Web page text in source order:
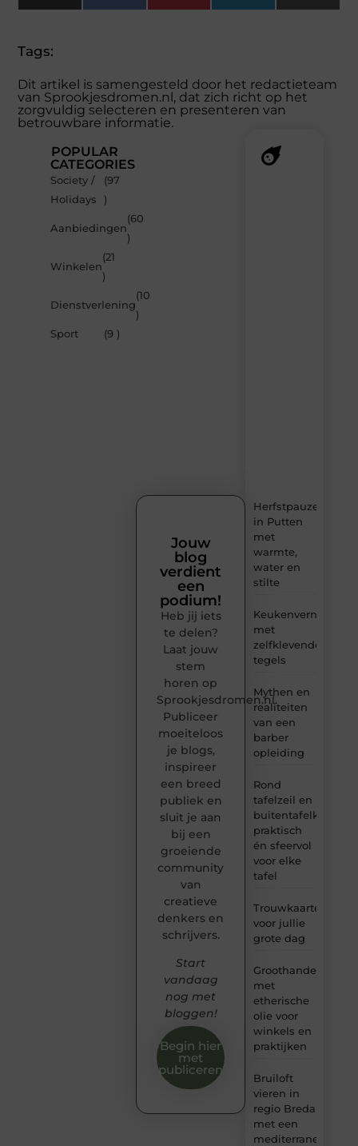
(Twitter)
Tags:
Dit artikel is samengesteld door het redactieteam
van Sprookjesdromen.nl, dat zich richt op het
zorgvuldig selecteren en presenteren van
betrouwbare informatie.
POPULAR
CATEGORIES
Society /
Holidays
(97
)
Aanbiedingen
(60
)
Winkelen
(21
)
Dienstverlening
(10
)
Sport
(9 )
Herfstpauze
in Putten
met
warmte,
water en
stilte
met
zelfklevende
tegels
Mythen en
realiteiten
van een
barber
opleiding
Rond
tafelzeil en
buitentafelkleed:
praktisch
én sfeervol
voor elke
tafel
Trouwkaarten
voor jullie
grote dag
Groothandel
met
etherische
olie voor
winkels en
praktijken
Bruiloft
vieren in
regio Breda
met een
mediterrane
Jouw
blog
verdient
een
podium!
Heb jij iets
te delen?
Laat jouw
stem
horen op
Sprookjesdromen.nl.
Publiceer
moeiteloos
je blogs,
inspireer
een breed
publiek en
sluit je aan
bij een
groeiende
community
van
creatieve
denkers en
schrijvers.
Start
vandaag
nog met
bloggen!
Begin hier
met
publiceren